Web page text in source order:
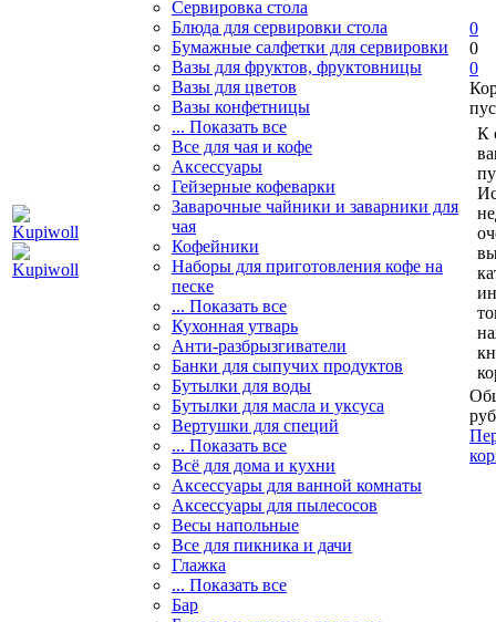
Сервировка стола
Блюда для сервировки стола
Бумажные салфетки для сервировки
Вазы для фруктов, фруктовницы
Вазы для цветов
Вазы конфетницы
... Показать все
Все для чая и кофе
Аксессуары
Гейзерные кофеварки
Заварочные чайники и заварники для
чая
Кофейники
Наборы для приготовления кофе на
песке
... Показать все
Кухонная утварь
Анти-разбрызгиватели
Банки для сыпучих продуктов
Бутылки для воды
Бутылки для масла и уксуса
Вертушки для специй
... Показать все
Всё для дома и кухни
Аксессуары для ванной комнаты
Аксессуары для пылесосов
Весы напольные
Все для пикника и дачи
Глажка
... Показать все
Бар
0
0
0
К